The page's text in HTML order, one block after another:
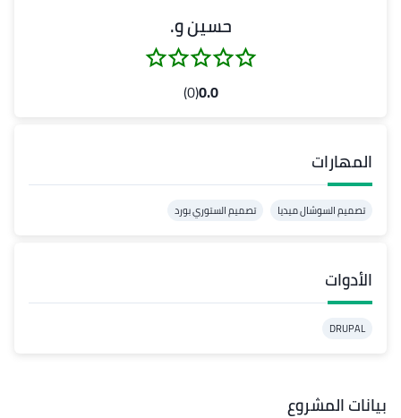
حسين و.
0.0
(0)
المهارات
تصميم السوشال ميديا تصميم الستوري بورد
الأدوات
DRUPAL
بيانات المشروع